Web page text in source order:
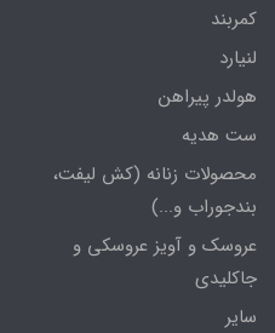
کمربند
لنیارد
هولدر پیراهن
ست هدیه
محصولات زنانه (کش لیفت،
بندجوراب و...)
عروسک و آویز عروسکی و
جاکلیدی
سایر